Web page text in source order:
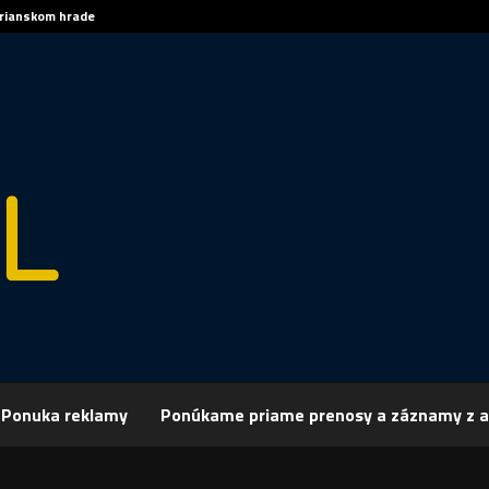
hrade
Ponuka reklamy Ponúkame priame prenosy a záznamy z
Archív Spravodajstvo SPRÁVY 18.07.2018